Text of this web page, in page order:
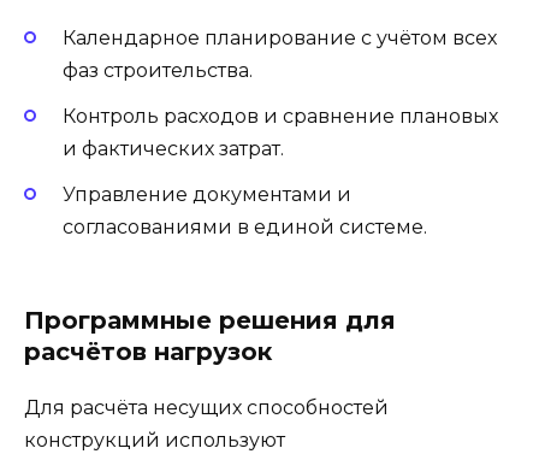
Календарное планирование с учётом всех
фаз строительства.
Контроль расходов и сравнение плановых
и фактических затрат.
Управление документами и
согласованиями в единой системе.
Программные решения для
расчётов нагрузок
Для расчёта несущих способностей
конструкций используют